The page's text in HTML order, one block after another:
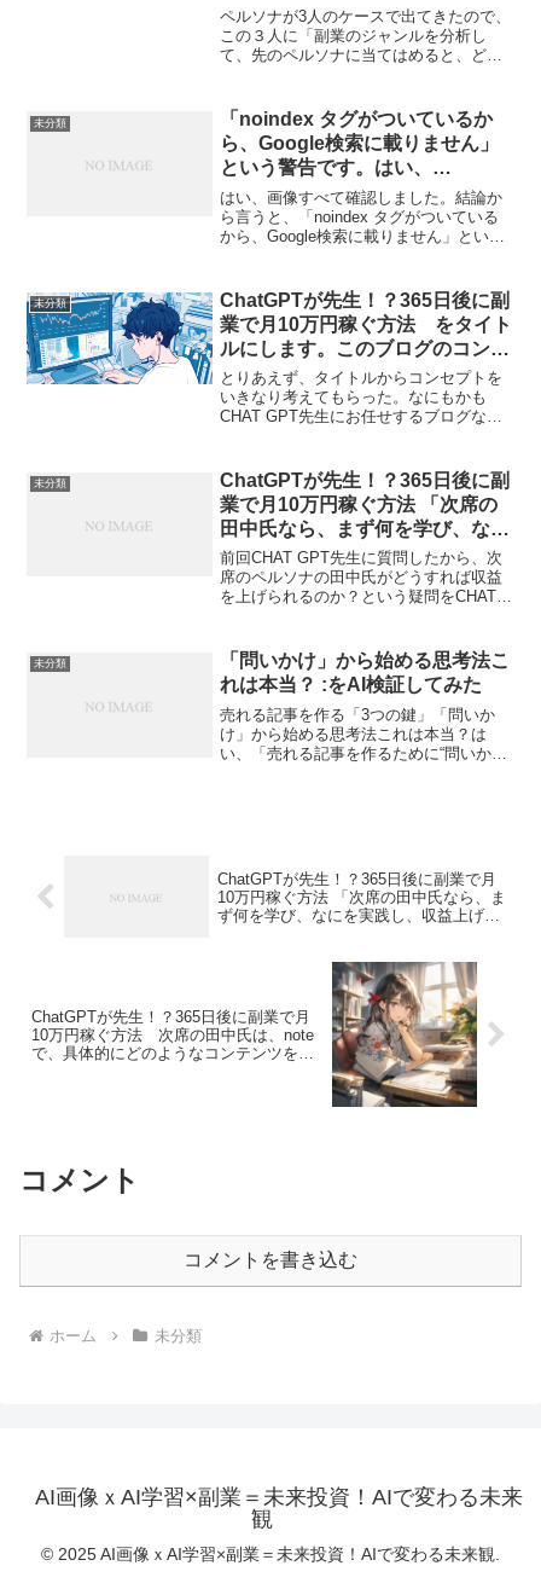
えてもらった話_008
ペルソナが3人のケースで出てきたので、
この３人に「副業のジャンルを分析し
て、先のペルソナに当てはめると、どの
別の提案それぞれのペルソナに適した副
業を 「稼ぎやすさ」「...
未分類
「noindex タグがついているか
ら、Google検索に載りません」
という警告です。はい、
ChatGPTに尋ねてみた。
はい、画像すべて確認しました。結論か
ら言うと、「noindex タグがついている
から、Google検索に載りません」という
結果に載せないでください」とい...
未分類
ChatGPTが先生！？365日後に副
業で月10万円稼ぐ方法 をタイト
ルにします。このブログのコンセ
プトを考えてもらった話_004
とりあえず、タイトルからコンセプトを
いきなり考えてもらった。なにもかも
CHAT GPT先生にお任せするブログなの
副業で月10万円稼ぐ方法」**は、
AI（Ch...
未分類
ChatGPTが先生！？365日後に副
業で月10万円稼ぐ方法 「次席の
田中氏なら、まず何を学び、なに
を実践し、収益上げる案件を見つ
ける事ができるのでしょう
か？ 」という話_010
前回CHAT GPT先生に質問したから、次
席のペルソナの田中氏がどうすれば収益
を上げられるのか？という疑問をCHAT
し、収益上げる案件を見つける事ができ
るのでしょうか...
未分類
「問いかけ」から始める思考法こ
れは本当？ :をAI検証してみた
売れる記事を作る「3つの鍵」「問いか
け」から始める思考法これは本当？は
い、「売れる記事を作るために“問いか
ChatGPTが先生！？365日後に副業で月
10万円稼ぐ方法 「次席の田中氏なら、ま
ず何を学び、なにを実践し、収益上げる
ChatGPTが先生！？365日後に副業で月
10万円稼ぐ方法 次席の田中氏は、note
で、具体的にどのようなコンテンツを書
コメント
コメントを書き込む
ホーム 未分類
AI画像ｘAI学習×副業＝未来投資！AIで変わる未来
観
© 2025 AI画像ｘAI学習×副業＝未来投資！AIで変わる未来観.